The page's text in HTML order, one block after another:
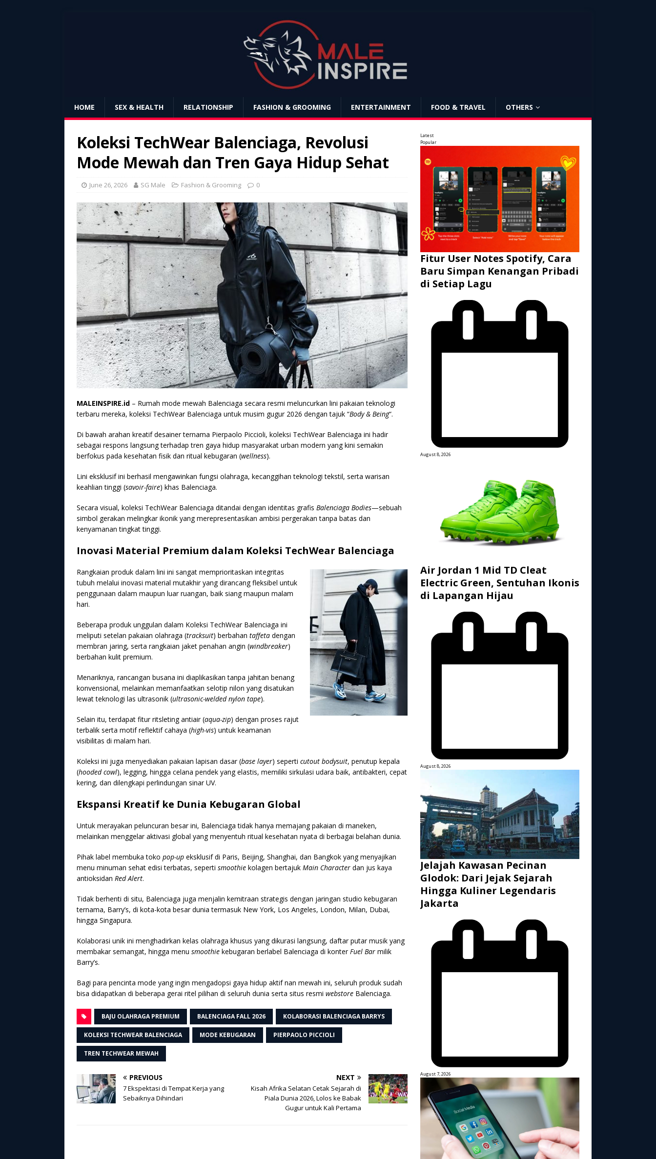
HOME SEX & HEALTH RELATIONSHIP FASHION & GROOMING ENTERTAINMENT FOOD & TRAVEL OTHERS
Koleksi TechWear Balenciaga, Revolusi
Mode Mewah dan Tren Gaya Hidup Sehat
June 26, 2026 SG Male Fashion & Grooming 0
MALEINSPIRE.id – Rumah mode mewah Balenciaga secara resmi meluncurkan lini pakaian teknologi
terbaru mereka, koleksi TechWear Balenciaga untuk musim gugur 2026 dengan tajuk “Body & Being“.
Di bawah arahan kreatif desainer ternama Pierpaolo Piccioli, koleksi TechWear Balenciaga ini hadir
sebagai respons langsung terhadap tren gaya hidup masyarakat urban modern yang kini semakin
berfokus pada kesehatan fisik dan ritual kebugaran (wellness).
Lini eksklusif ini berhasil mengawinkan fungsi olahraga, kecanggihan teknologi tekstil, serta warisan
keahlian tinggi (savoir-faire) khas Balenciaga.
Secara visual, koleksi TechWear Balenciaga ditandai dengan identitas grafis Balenciaga Bodies—sebuah
simbol gerakan melingkar ikonik yang merepresentasikan ambisi pergerakan tanpa batas dan
kenyamanan tingkat tinggi.
Inovasi Material Premium dalam Koleksi TechWear Balenciaga
Rangkaian produk dalam lini ini sangat memprioritaskan integritas
tubuh melalui inovasi material mutakhir yang dirancang fleksibel untuk
penggunaan dalam maupun luar ruangan, baik siang maupun malam
hari.
Beberapa produk unggulan dalam Koleksi TechWear Balenciaga ini
meliputi setelan pakaian olahraga (tracksuit) berbahan taffeta dengan
membran jaring, serta rangkaian jaket penahan angin (windbreaker)
berbahan kulit premium.
Menariknya, rancangan busana ini diaplikasikan tanpa jahitan benang
konvensional, melainkan memanfaatkan selotip nilon yang disatukan
lewat teknologi las ultrasonik (ultrasonic-welded nylon tape).
Selain itu, terdapat fitur ritsleting antiair (aqua-zip) dengan proses rajut
terbalik serta motif reflektif cahaya (high-vis) untuk keamanan
visibilitas di malam hari.
Koleksi ini juga menyediakan pakaian lapisan dasar (base layer) seperti cutout bodysuit, penutup kepala
(hooded cowl), legging, hingga celana pendek yang elastis, memiliki sirkulasi udara baik, antibakteri, cepat
kering, dan dilengkapi perlindungan sinar UV.
Ekspansi Kreatif ke Dunia Kebugaran Global
Untuk merayakan peluncuran besar ini, Balenciaga tidak hanya memajang pakaian di maneken,
melainkan menggelar aktivasi global yang menyentuh ritual kesehatan nyata di berbagai belahan dunia.
Pihak label membuka toko pop-up eksklusif di Paris, Beijing, Shanghai, dan Bangkok yang menyajikan
menu minuman sehat edisi terbatas, seperti smoothie kolagen bertajuk Main Character dan jus kaya
antioksidan Red Alert.
Tidak berhenti di situ, Balenciaga juga menjalin kemitraan strategis dengan jaringan studio kebugaran
ternama, Barry’s, di kota-kota besar dunia termasuk New York, Los Angeles, London, Milan, Dubai,
hingga Singapura.
Kolaborasi unik ini menghadirkan kelas olahraga khusus yang dikurasi langsung, daftar putar musik yang
membakar semangat, hingga menu smoothie kebugaran berlabel Balenciaga di konterFuel Bar milik
Barry’s.
Bagi para pencinta mode yang ingin mengadopsi gaya hidup aktif nan mewah ini, seluruh produk sudah
bisa didapatkan di beberapa gerai ritel pilihan di seluruh dunia serta situs resmi webstore Balenciaga.
BAJU OLAHRAGA PREMIUM BALENCIAGA FALL 2026 KOLABORASI BALENCIAGA BARRYS
KOLEKSI TECHWEAR BALENCIAGA MODE KEBUGARAN PIERPAOLO PICCIOLI
TREN TECHWEAR MEWAH
PREVIOUS
7 Ekspektasi di Tempat Kerja yang
Sebaiknya Dihindari
NEXT
Kisah Afrika Selatan Cetak Sejarah di
Piala Dunia 2026, Lolos ke Babak
Gugur untuk Kali Pertama
Latest
Popular
Fitur User Notes Spotify, Cara
Baru Simpan Kenangan Pribadi
di Setiap Lagu
August 8, 2026
Air Jordan 1 Mid TD Cleat
Electric Green, Sentuhan Ikonis
di Lapangan Hijau
August 8, 2026
Jelajah Kawasan Pecinan
Glodok: Dari Jejak Sejarah
Hingga Kuliner Legendaris
Jakarta
August 7, 2026